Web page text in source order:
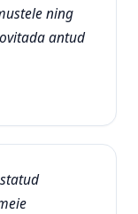
ning
antud